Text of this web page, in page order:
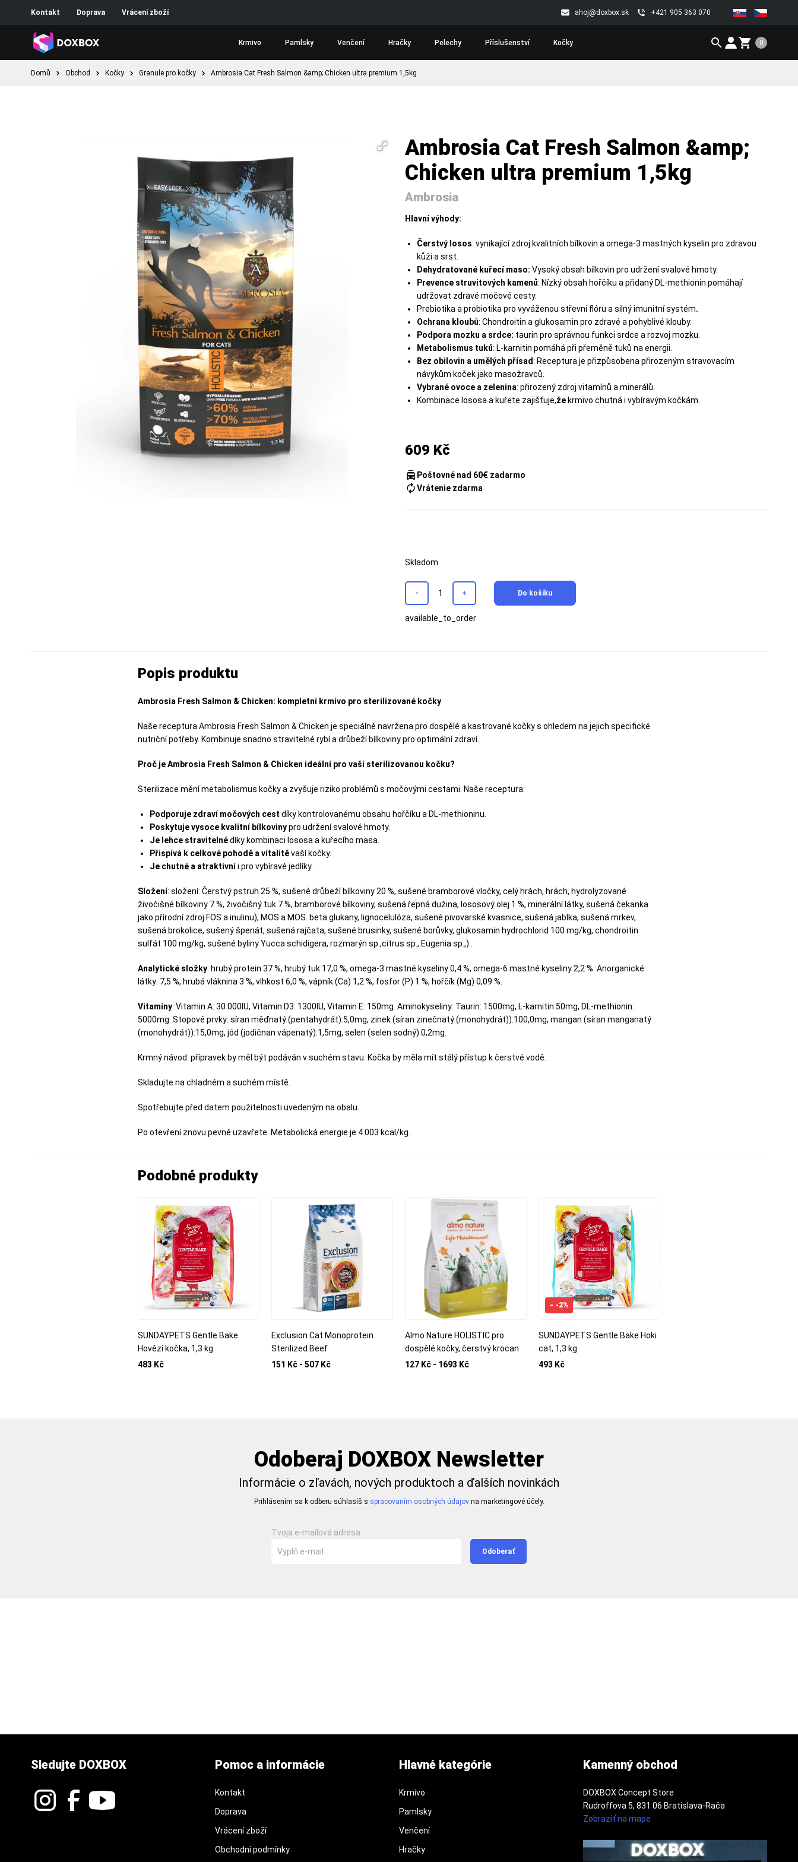
Kontakt Doprava Vrácení zboží ahoj@doxbox.sk +421 905 363 070
Krmivo Pamlsky Venčení Hračky Pelechy Příslušenství Kočky 0
Domů Obchod Kočky Granule pro kočky Ambrosia Cat Fresh Salmon &amp; Chicken ultra premium 1,5kg
Ambrosia Cat Fresh Salmon &amp;
Chicken ultra premium 1,5kg
Ambrosia
Hlavní výhody:
Čerstvý losos: vynikající zdroj kvalitních bílkovin a omega-3 mastných kyselin pro zdravou
kůži a srst.
Dehydratované kuřecí maso: Vysoký obsah bílkovin pro udržení svalové hmoty.
Prevence struvitových kamenů: Nízký obsah hořčíku a přidaný DL-methionin pomáhají
udržovat zdravé močové cesty.
Prebiotika a probiotika pro vyváženou střevní flóru a silný imunitní systém.
Ochrana kloubů: Chondroitin a glukosamin pro zdravé a pohyblivé klouby.
Podpora mozku a srdce: taurin pro správnou funkci srdce a rozvoj mozku.
Metabolismus tuků: L-karnitin pomáhá při přeměně tuků na energii.
Bez obilovin a umělých přísad: Receptura je přizpůsobena přirozeným stravovacím
návykům koček jako masožravců.
Vybrané ovoce a zelenina: přirozený zdroj vitamínů a minerálů.
Kombinace lososa a kuřete zajišťuje,že krmivo chutná i vybíravým kočkám.
609 Kč
Poštovné nad 60€ zadarmo
Vrátenie zdarma
Skladom
- + Do košíku
available_to_order
Popis produktu
Ambrosia Fresh Salmon & Chicken: kompletní krmivo pro sterilizované kočky
Naše receptura Ambrosia Fresh Salmon & Chicken je speciálně navržena pro dospělé a kastrované kočky s ohledem na jejich specifické
nutriční potřeby. Kombinuje snadno stravitelné rybí a drůbeží bílkoviny pro optimální zdraví.
Proč je Ambrosia Fresh Salmon & Chicken ideální pro vaši sterilizovanou kočku?
Sterilizace mění metabolismus kočky a zvyšuje riziko problémů s močovými cestami. Naše receptura:
Podporuje zdraví močových cest díky kontrolovanému obsahu hořčíku a DL-methioninu.
Poskytuje vysoce kvalitní bílkovinypro udržení svalové hmoty.
Je lehce stravitelnédíky kombinaci lososa a kuřecího masa.
Přispívá k celkové pohodě a vitalitěvaší kočky.
Je chutné a atraktivníi pro vybíravé jedlíky.
Složení: složení: Čerstvý pstruh 25 %, sušené drůbeží bílkoviny 20 %, sušené bramborové vločky, celý hrách, hrách, hydrolyzované
živočišné bílkoviny 7 %, živočišný tuk 7 %, bramborové bílkoviny, sušená řepná dužina, lososový olej 1 %, minerální látky, sušená čekanka
jako přírodní zdroj FOS a inulinu), MOS a MOS. beta glukany, lignocelulóza, sušené pivovarské kvasnice, sušená jablka, sušená mrkev,
sušená brokolice, sušený špenát, sušená rajčata, sušené brusinky, sušené borůvky, glukosamin hydrochlorid 100 mg/kg, chondroitin
sulfát 100 mg/kg, sušené byliny Yucca schidigera, rozmarýn sp.,citrus sp., Eugenia sp.,) .
Analytické složky: hrubý protein 37 %, hrubý tuk 17,0 %, omega-3 mastné kyseliny 0,4 %, omega-6 mastné kyseliny 2,2 %. Anorganické
látky: 7,5 %, hrubá vláknina 3 %, vlhkost 6,0 %, vápník (Ca) 1,2 %, fosfor (P) 1 %, hořčík (Mg) 0,09 %.
Vitamíny: Vitamin A: 30 000IU, Vitamin D3: 1300IU, Vitamin E: 150mg. Aminokyseliny: Taurin: 1500mg, L-karnitin 50mg, DL-methionin:
5000mg. Stopové prvky: síran měďnatý (pentahydrát):5,0mg, zinek (síran zinečnatý (monohydrát)):100,0mg, mangan (síran manganatý
(monohydrát)):15,0mg, jód (jodičnan vápenatý):1,5mg, selen (selen sodný):0,2mg.
Krmný návod: přípravek by měl být podáván v suchém stavu. Kočka by měla mít stálý přístup k čerstvé vodě.
Skladujte na chladném a suchém místě.
Spotřebujte před datem použitelnosti uvedeným na obalu.
Po otevření znovu pevně uzavřete. Metabolická energie je 4 003 kcal/kg.
Podobné produkty
SUNDAYPETS Gentle Bake
Hovězí kočka, 1,3 kg
483 Kč
Exclusion Cat Monoprotein
Sterilized Beef
151 Kč - 507 Kč
Almo Nature HOLISTIC pro
dospělé kočky, čerstvý krocan
127 Kč - 1693 Kč
- -2%
SUNDAYPETS Gentle Bake Hoki
cat, 1,3 kg
493 Kč
Odoberaj DOXBOX Newsletter
Informácie o zľavách, nových produktoch a ďalších novinkách
Prihlásením sa k odberu súhlasíš s spracovaním osobných údajov na marketingové účely.
Tvoja e-mailová adresa
Odoberať
Sledujte DOXBOX Pomoc a informácie
Kontakt
Doprava
Vrácení zboží
Obchodní podmínky
Hlavné kategórie
Krmivo
Pamlsky
Venčení
Hračky
Kamenný obchod
DOXBOX Concept Store
Rudroffova 5, 831 06 Bratislava-Rača
Zobraziť na mape